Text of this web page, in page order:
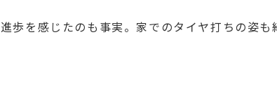
歩を感じたのも事実。家でのタイヤ打ちの姿